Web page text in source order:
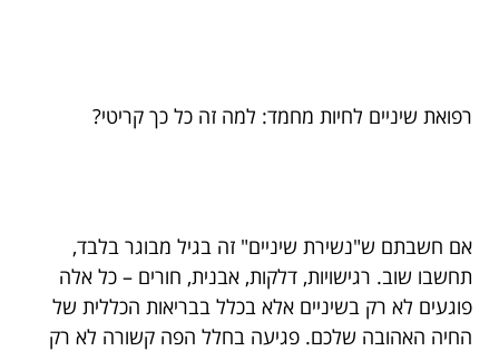
רפואת שיניים לחיות מחמד: למה זה כל כך קריטי?
אם חשבתם ש"נשירת שיניים" זה בגיל מבוגר בלבד,
תחשבו שוב. רגישויות, דלקות, אבנית, חורים – כל אלה
פוגעים לא רק בשיניים אלא בכלל בבריאות הכללית של
החיה האהובה שלכם. פגיעה בחלל הפה קשורה לא רק